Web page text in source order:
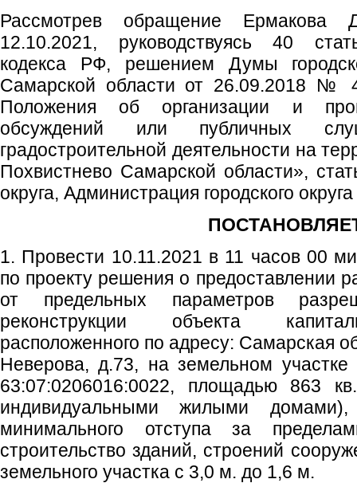
Рассмотрев обращение Ермакова
12.10.2021, руководствуясь 40
кодекса РФ, решением Думы
Самарской области от 26.09.2018 №
Положения об организации и
обсуждений или публичных
градостроительной деятельности на
Похвистнево Самарской области»,
округа, Администрация городского
1. Провести 10.11.2021 в 11 часов 00
по проекту решения о предоставлении
от предельных параметров
реконструкции объекта
расположенного по адресу: Самарская
Неверова, д.73, на земельном
63:07:0206016:0022, площадью 863
индивидуальными жилыми
минимального отступа за
строительство зданий, строений
земельного участка с 3,0 м. до 1,6 м.